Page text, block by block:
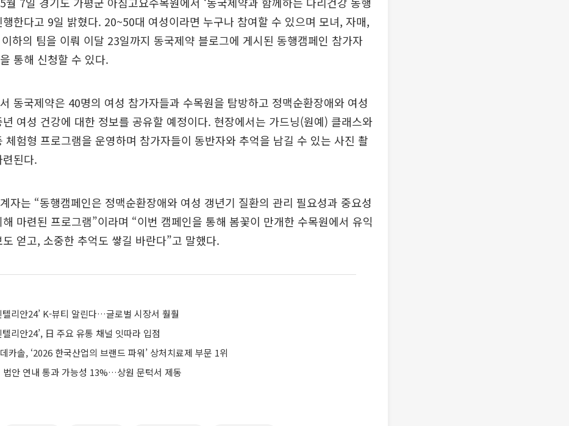
행한다고 9일 밝혔다. 20~50대 여성이라면 누구나 참여할 수 있으며 모녀, 자매,
하의 팀을 이뤄 이달 23일까지 동국제약 블로그에 게시된 동행캠페인 참가자
통해 신청할 수 있다.
동국제약은 40명의 여성 참가자들과 수목원을 탐방하고 정맥순환장애와 여성
여성 건강에 대한 정보를 공유할 예정이다. 현장에서는 가드닝(원예) 클래스와
체험형 프로그램을 운영하며 참가자들이 동반자와 추억을 남길 수 있는 사진 촬
된다.
자는 “동행캠페인은 정맥순환장애와 여성 갱년기 질환의 관리 필요성과 중요성
마련된 프로그램”이라며 “이번 캠페인을 통해 봄꽃이 만개한 수목원에서 유익
얻고, 소중한 추억도 쌓길 바란다”고 말했다.
텔리안24’ K-뷰티 알린다…글로벌 시장서 훨훨
텔리안24’, 日 주요 유통 채널 잇따라 입점
카솔, ‘2026 한국산업의 브랜드 파워’ 상처치료제 부문 1위
법안 연내 통과 가능성 13%…상원 문턱서 제동